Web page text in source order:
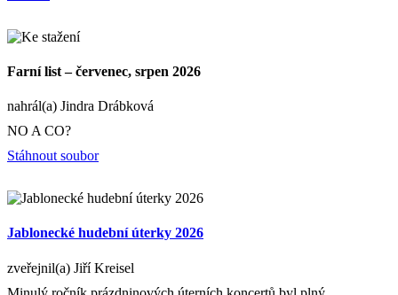
Farní list – červenec, srpen 2026
nahrál(a) Jindra Drábková
NO A CO?
Stáhnout soubor
Jablonecké hudební úterky 2026
zveřejnil(a) Jiří Kreisel